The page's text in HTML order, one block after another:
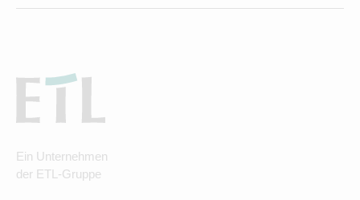
Ein Unternehmen
der ETL-Gruppe